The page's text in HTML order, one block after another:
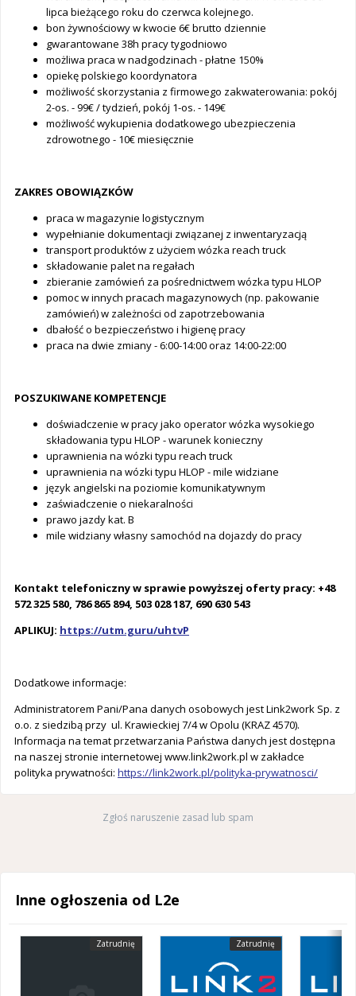
lipca bieżącego roku do czerwca kolejnego.
bon żywnościowy w kwocie 6€ brutto dziennie
gwarantowane 38h pracy tygodniowo
możliwa praca w nadgodzinach - płatne 150%
opiekę polskiego koordynatora
możliwość skorzystania z firmowego zakwaterowania: pokój
2-os. - 99€ / tydzień, pokój 1-os. - 149€
możliwość wykupienia dodatkowego ubezpieczenia
zdrowotnego - 10€ miesięcznie
ZAKRES OBOWIĄZKÓW
praca w magazynie logistycznym
wypełnianie dokumentacji związanej z inwentaryzacją
transport produktów z użyciem wózka reach truck
składowanie palet na regałach
zbieranie zamówień za pośrednictwem wózka typu HLOP
pomoc w innych pracach magazynowych (np. pakowanie
zamówień) w zależności od zapotrzebowania
dbałość o bezpieczeństwo i higienę pracy
praca na dwie zmiany - 6:00-14:00 oraz 14:00-22:00
POSZUKIWANE KOMPETENCJE
doświadczenie w pracy jako operator wózka wysokiego
składowania typu HLOP - warunek konieczny
uprawnienia na wózki typu reach truck
uprawnienia na wózki typu HLOP - mile widziane
język angielski na poziomie komunikatywnym
zaświadczenie o niekaralności
prawo jazdy kat. B
mile widziany własny samochód na dojazdy do pracy
Kontakt telefoniczny w sprawie powyższej oferty pracy: +48
572 325 580, 786 865 894, 503 028 187, 690 630 543
APLIKUJ: https://utm.guru/uhtvP
Dodatkowe informacje:
Administratorem Pani/Pana danych osobowych jest Link2work Sp. z
o.o. z siedzibą przy ul. Krawieckiej 7/4 w Opolu (KRAZ 4570).
Informacja na temat przetwarzania Państwa danych jest dostępna
na naszej stronie internetowej www.link2work.pl w zakładce
polityka prywatności: https://link2work.pl/polityka-prywatnosci/
Zgłoś naruszenie zasad lub spam
Inne ogłoszenia od L2e
Zatrudnię Zatrudnię